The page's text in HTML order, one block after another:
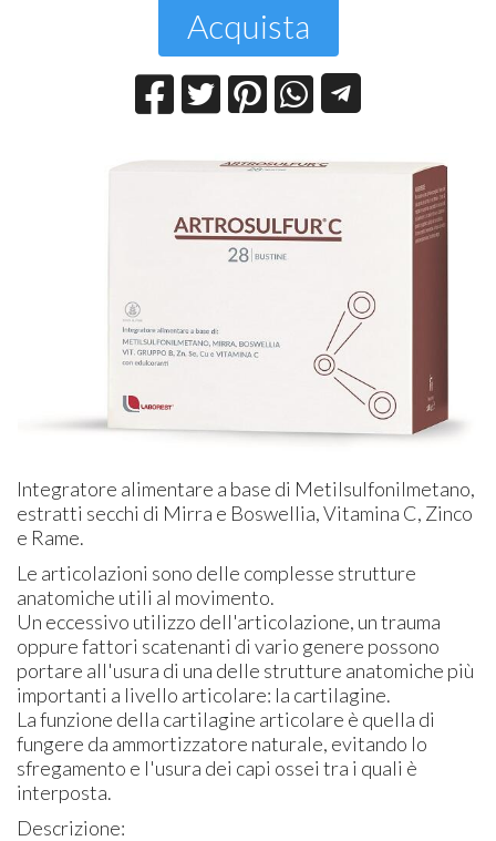
Acquista
Integratore alimentare a base di Metilsulfonilmetano,
estratti secchi di Mirra e Boswellia, Vitamina C, Zinco
e Rame.
Le articolazioni sono delle complesse strutture
anatomiche utili al movimento.
Un eccessivo utilizzo dell'articolazione, un trauma
oppure fattori scatenanti di vario genere possono
portare all'usura di una delle strutture anatomiche più
importanti a livello articolare: la cartilagine.
La funzione della cartilagine articolare è quella di
fungere da ammortizzatore naturale, evitando lo
sfregamento e l'usura dei capi ossei tra i quali è
interposta.
Descrizione: